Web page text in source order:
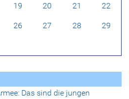
19 20 21 22
26 27 28 29
Das sind die jungen